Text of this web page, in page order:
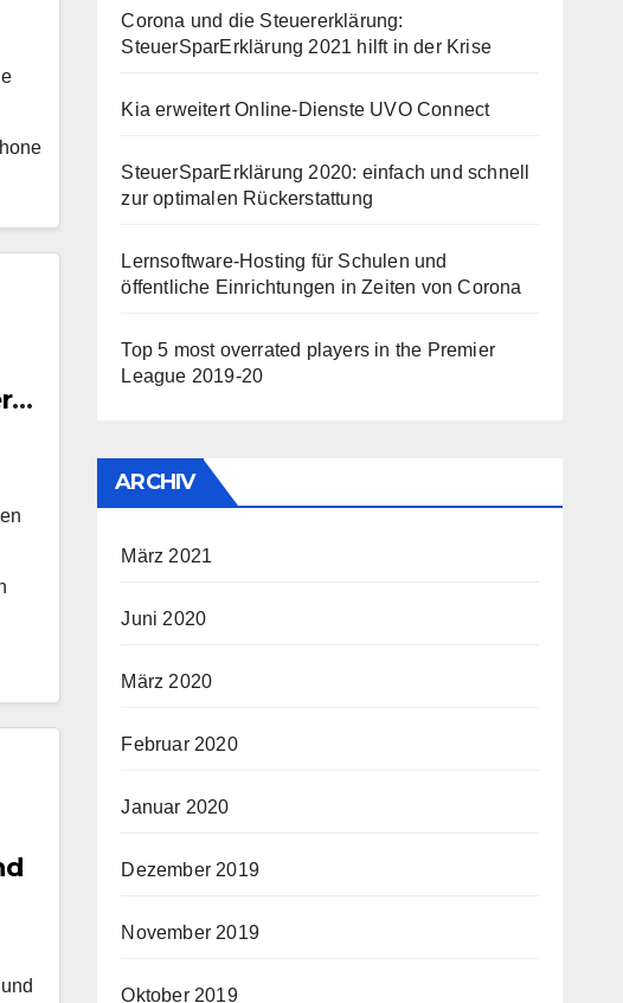
Corona und die Steuererklärung:
SteuerSparErklärung 2021 hilft in der Krise
Kia erweitert Online-Dienste UVO Connect
SteuerSparErklärung 2020: einfach und schnell
zur optimalen Rückerstattung
Lernsoftware-Hosting für Schulen und
öffentliche Einrichtungen in Zeiten von Corona
Top 5 most overrated players in the Premier
League 2019-20
ARCHIV
März 2021
Juni 2020
März 2020
Februar 2020
Januar 2020
Dezember 2019
November 2019
Oktober 2019